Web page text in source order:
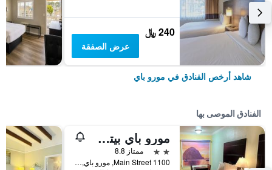
240 ﷼
عرض الصفقة
شاهد أرخص الفنادق في مورو باي
الفنادق الموصى بها
مورو باي بيتش إن
2 نجمتين
ممتاز 8.8
1100 Main Street, مورو باي, CA, الولايات المتحدة الأميريكية